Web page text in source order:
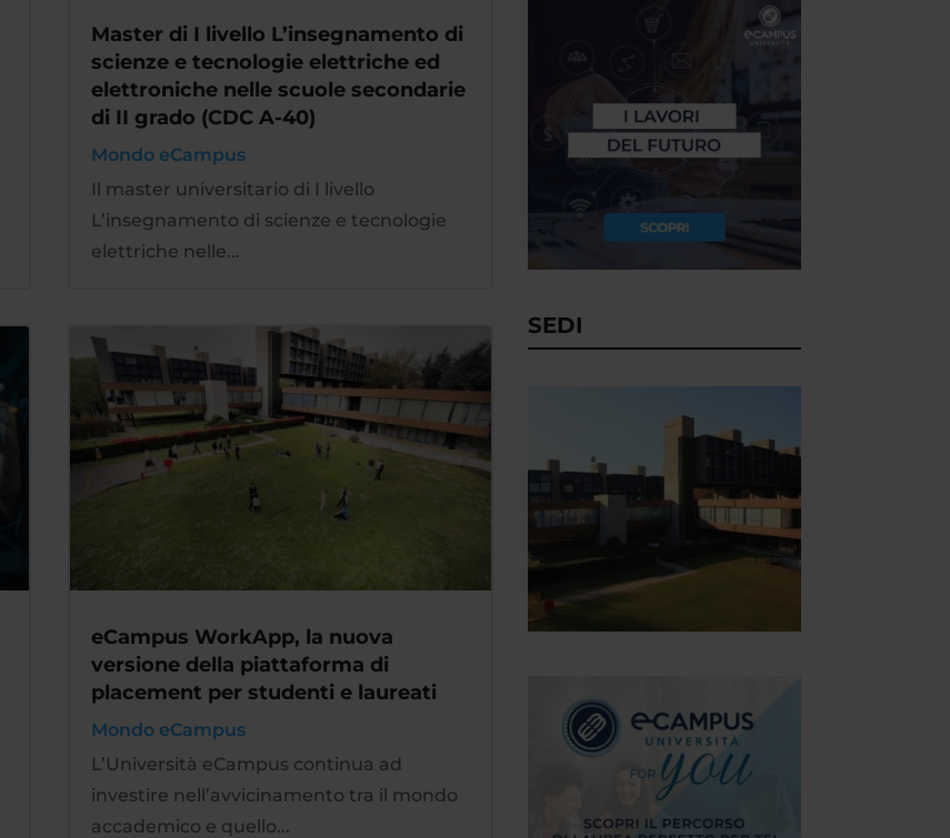
Master di I livello L’insegnamento di
scienze e tecnologie elettriche ed
elettroniche nelle scuole secondarie
di II grado (CDC A-40)
Mondo eCampus
Il master universitario di I livello
L’insegnamento di scienze e tecnologie
elettriche nelle...
eCampus WorkApp, la nuova
versione della piattaforma di
placement per studenti e laureati
Mondo eCampus
L’Università eCampus continua ad
investire nell’avvicinamento tra il mondo
accademico e quello...
SEDI